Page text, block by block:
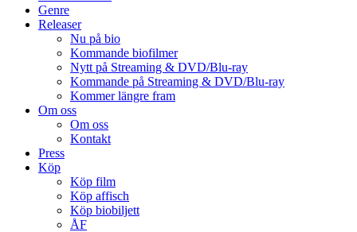
Genre
Releaser
Nu på bio
Kommande biofilmer
Nytt på Streaming & DVD/Blu-ray
Kommande på Streaming & DVD/Blu-ray
Kommer längre fram
Om oss
Om oss
Kontakt
Press
Köp
Köp film
Köp affisch
Köp biobiljett
ÅF